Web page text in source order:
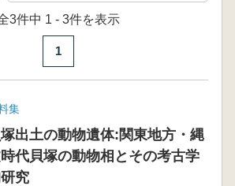
3件中 1 - 3件を表示
1
集
塚出土の動物遺体:関東地方・縄
代貝塚の動物相とその考古学
究